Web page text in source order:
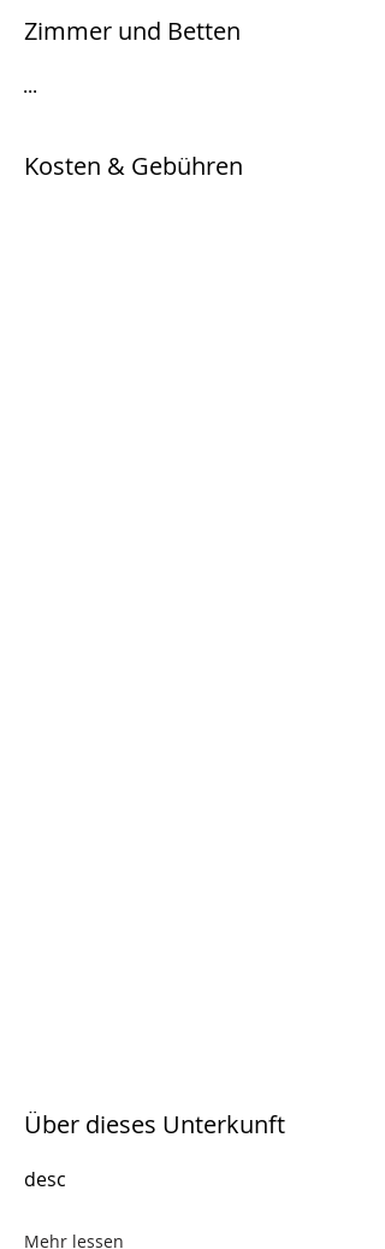
Zimmer und Betten
...
Kosten & Gebühren
Über dieses Unterkunft
desc
Mehr lessen